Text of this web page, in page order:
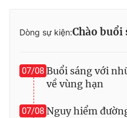
Photo
Video
Dòng sự kiện:Chào buổi
07/08 Buổi sáng với
về vùng hạn
07/08 Nguy hiểm